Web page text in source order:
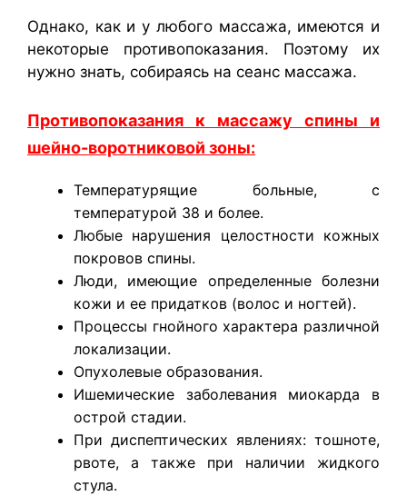
Однако, как и у любого массажа, имеются и
некоторые противопоказания. Поэтому их
нужно знать, собираясь на сеанс массажа.
Противопоказания к массажу спины и
шейно-воротниковой зоны:
Температурящие больные, с
температурой 38 и более.
Любые нарушения целостности кожных
покровов спины.
Люди, имеющие определенные болезни
кожи и ее придатков (волос и ногтей).
Процессы гнойного характера различной
локализации.
Опухолевые образования.
Ишемические заболевания миокарда в
острой стадии.
При диспептических явлениях: тошноте,
рвоте, а также при наличии жидкого
стула.